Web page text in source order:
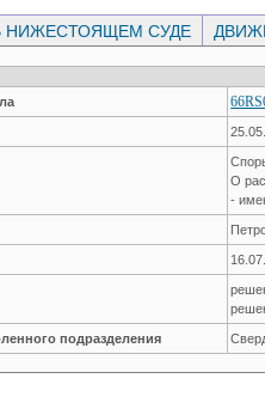
НИЖЕСТОЯЩЕМ СУДЕ
О
-
подразделения